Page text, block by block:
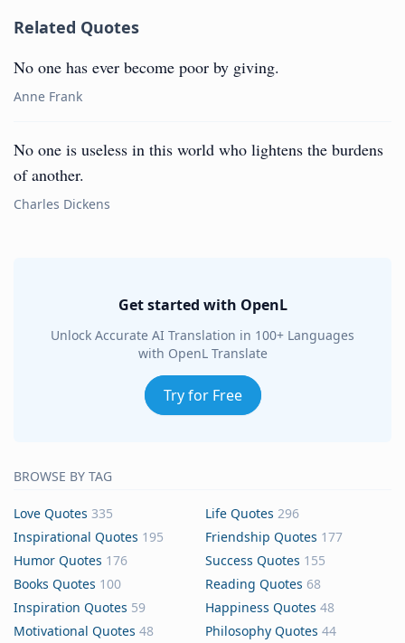
Related Quotes
No one has ever become poor by giving.
Anne Frank
No one is useless in this world who lightens the burdens
of another.
Charles Dickens
Get started with OpenL
Unlock Accurate AI Translation in 100+ Languages
with OpenL Translate
Try for Free
BROWSE BY TAG
Love Quotes 335 Life Quotes 296
Inspirational Quotes 195 Friendship Quotes 177
Humor Quotes 176 Success Quotes 155
Books Quotes 100 Reading Quotes 68
Inspiration Quotes 59 Happiness Quotes 48
Motivational Quotes 48 Philosophy Quotes 44